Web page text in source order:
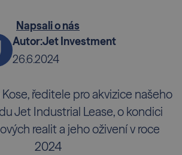
Autor:Jet Investment
26.6.2024
Napsali o nás
ředitele pro akvizice našeho
Jet Industrial Lease, o kondici
realit a jeho oživení v roce
2024